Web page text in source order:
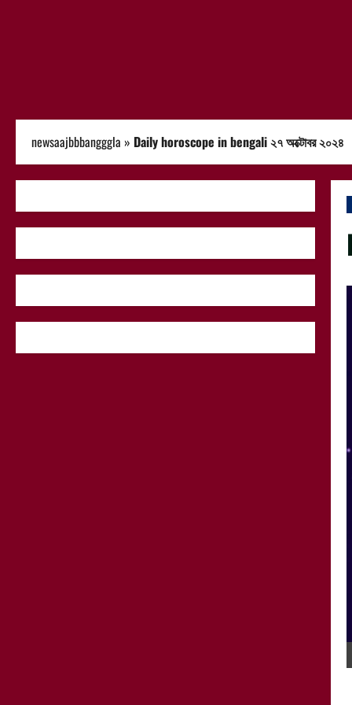
newsaajbbbangggla » Daily horoscope in bengali ২৭ অক্টোবর ২০২৪